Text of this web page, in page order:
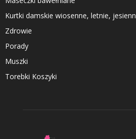
Kurtki damskie wiosenne, letnie,
Zdrowie
Porady
Muszki
Torebki Koszyki